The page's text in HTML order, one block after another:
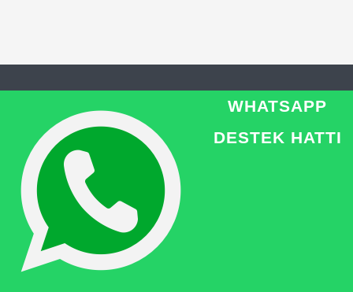
HEYPATI ADANA VETERINER
Dünya standartlarında veteriner
WHATSAPP
DESTEK HATTI